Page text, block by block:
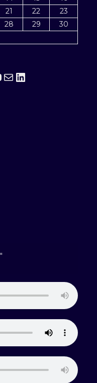
21 22
23
28 29
30
MailLinkedIn